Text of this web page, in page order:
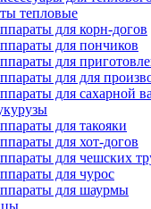
тепловые
для корн-догов
для пончиков
для
для для
для сахарной
для такояки
для хот-догов
для чешских
для чурос
для шаурмы